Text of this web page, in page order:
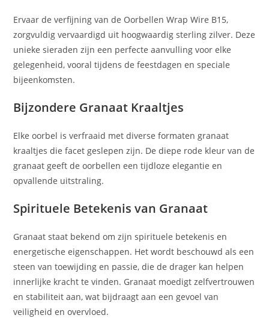
Ervaar de verfijning van de Oorbellen Wrap Wire B15,
zorgvuldig vervaardigd uit hoogwaardig sterling zilver. Deze
unieke sieraden zijn een perfecte aanvulling voor elke
gelegenheid, vooral tijdens de feestdagen en speciale
bijeenkomsten.
Bijzondere Granaat Kraaltjes
Elke oorbel is verfraaid met diverse formaten granaat
kraaltjes die facet geslepen zijn. De diepe rode kleur van de
granaat geeft de oorbellen een tijdloze elegantie en
opvallende uitstraling.
Spirituele Betekenis van Granaat
Granaat staat bekend om zijn spirituele betekenis en
energetische eigenschappen. Het wordt beschouwd als een
steen van toewijding en passie, die de drager kan helpen
innerlijke kracht te vinden. Granaat moedigt zelfvertrouwen
en stabiliteit aan, wat bijdraagt aan een gevoel van
veiligheid en overvloed.